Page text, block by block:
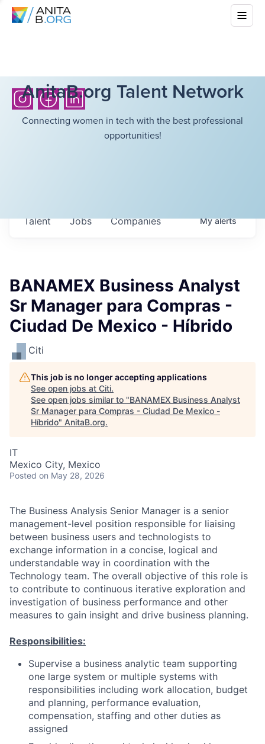
AnitaB.org Talent Network
Connecting women in tech with the best professional
opportunities!
Jobs Companies
Talent Myalerts
BANAMEX Business Analyst
Sr Manager para Compras -
Ciudad De Mexico - Híbrido
Citi
This job is no longer accepting applications
See open jobs at Citi.
See open jobs similar to "BANAMEX Business Analyst
Sr Manager para Compras - Ciudad De Mexico -
Híbrido" AnitaB.org.
IT
Mexico City, Mexico
Posted on May 28, 2026
The Business Analysis Senior Manager is a senior
management-level position responsible for liaising
between business users and technologists to
exchange information in a concise, logical and
understandable way in coordination with the
Technology team. The overall objective of this role is
to contribute to continuous iterative exploration and
investigation of business performance and other
measures to gain insight and drive business planning.
Responsibilities:
Supervise a business analytic team supporting
one large system or multiple systems with
responsibilities including work allocation, budget
and planning, performance evaluation,
compensation, staffing and other duties as
assigned